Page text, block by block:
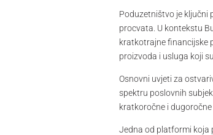
Poduzetništvo je ključni
procvata. U kontekstu
kratkotrajne financijske
proizvoda i usluga koji
Osnovni uvjeti za
spektru poslovnih
kratkoročne i
Jedna od platformi koja